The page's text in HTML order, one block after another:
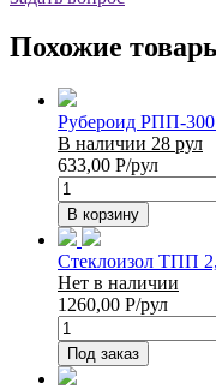
Похожие
Рубероид РПП-
В наличии 28 рул
633,00 Р/рул
В корзину
Стеклоизол ТПП
Нет в наличии
1260,00 Р/рул
Под заказ